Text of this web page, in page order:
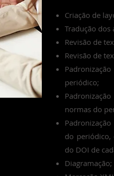
Criação de
Tradução dos
Revisão de
Revisão de
periódico;
normas do
do periódico,
do DOI de
Diagramação;